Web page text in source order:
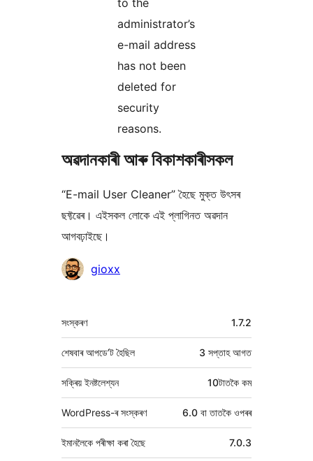
to the
administrator’s
e-mail address
has not been
deleted for
security
reasons.
অৱদানকাৰী আৰু বিকাশকাৰীসকল
“E-mail User Cleaner” হৈছে মুক্ত উৎসৰ
ছফ্টৱেৰ। এইসকল লোকে এই প্লাগিনত অৱদান
আগবঢ়াইছে।
অৱদানকাৰীসকল
gioxx
মেটা 1.7.2
সংস্কৰণ
3 সপ্তাহআগত
শেষবাৰ আপডে’ট হৈছিল
সক্ৰিয় ইনষ্টলেশ্যন 10টাতকৈ কম
WordPress-ৰ সংস্কৰণ 6.0 বা তাতকৈ ওপৰৰ
ইমানলৈকে পৰীক্ষা কৰা হৈছে 7.0.3